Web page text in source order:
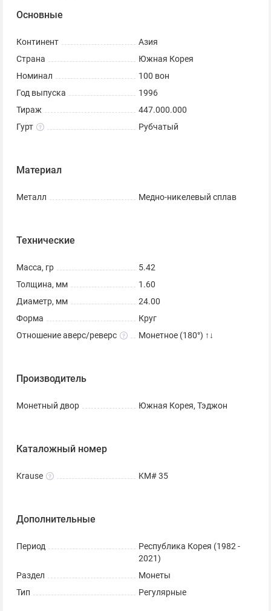
Основные
Континент
Азия
Страна
Южная Корея
Номинал
100 вон
Год выпуска
1996
Тираж
447.000.000
Гурт
Рубчатый
Материал
Металл Медно-никелевый сплав
Технические
Масса, гр
5.42
Толщина, мм
1.60
Диаметр, мм
24.00
Форма
Круг
Отношение аверс/реверс
Монетное (180°) ↑↓
Производитель
Монетный двор Южная Корея, Тэджон
Каталожный номер
Krause KM# 35
Дополнительные
Период
Республика Корея (1982 -
2021)
Раздел
Монеты
Тип
Регулярные